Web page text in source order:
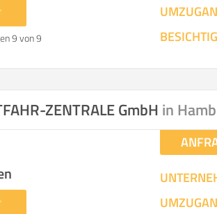
9 von 9
ZENTRALE GmbH in